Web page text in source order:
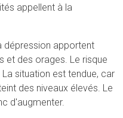
appellent à la
dépression apportent
et des orages. Le risque
situation est tendue, car
des niveaux élevés. Le
d'augmenter.